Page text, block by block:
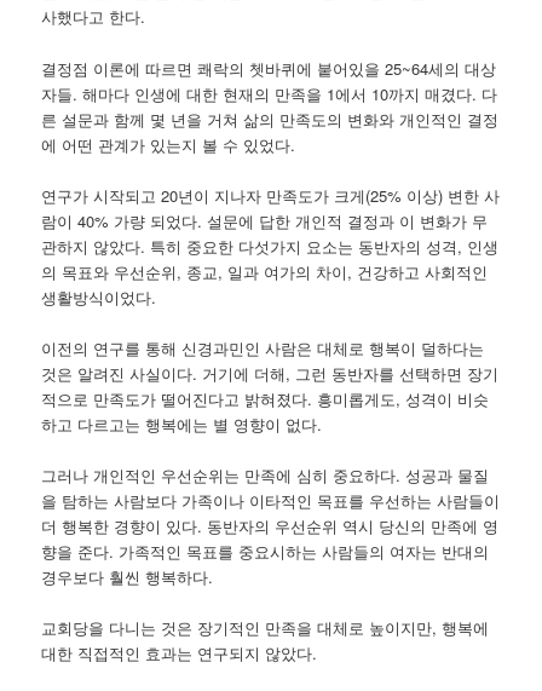
사했다고 한다.
결정점 이론에 따르면 쾌락의 쳇바퀴에 붙어있을 25~64세의 대상
자들. 해마다 인생에 대한 현재의 만족을 1에서 10까지 매겼다. 다
른 설문과 함께 몇 년을 거쳐 삶의 만족도의 변화와 개인적인 결정
에 어떤 관계가 있는지 볼 수 있었다.
연구가 시작되고 20년이 지나자 만족도가 크게(25% 이상) 변한 사
람이 40% 가량 되었다. 설문에 답한 개인적 결정과 이 변화가 무
관하지 않았다. 특히 중요한 다섯가지 요소는 동반자의 성격, 인생
의 목표와 우선순위, 종교, 일과 여가의 차이, 건강하고 사회적인
생활방식이었다.
이전의 연구를 통해 신경과민인 사람은 대체로 행복이 덜하다는
것은 알려진 사실이다. 거기에 더해, 그런 동반자를 선택하면 장기
적으로 만족도가 떨어진다고 밝혀졌다. 흥미롭게도, 성격이 비슷
하고 다르고는 행복에는 별 영향이 없다.
그러나 개인적인 우선순위는 만족에 심히 중요하다. 성공과 물질
을 탐하는 사람보다 가족이나 이타적인 목표를 우선하는 사람들이
더 행복한 경향이 있다. 동반자의 우선순위 역시 당신의 만족에 영
향을 준다. 가족적인 목표를 중요시하는 사람들의 여자는 반대의
경우보다 훨씬 행복하다.
교회당을 다니는 것은 장기적인 만족을 대체로 높이지만, 행복에
대한 직접적인 효과는 연구되지 않았다.